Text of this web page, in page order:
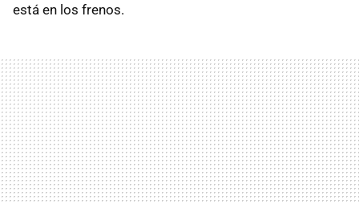
está en los frenos.